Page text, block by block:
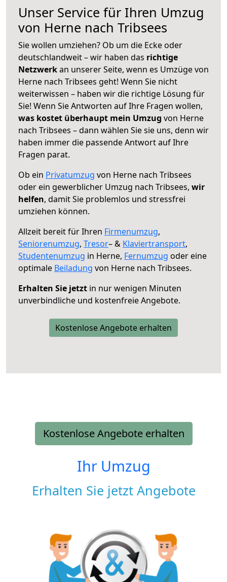
Unser Service für Ihren Umzug
von Herne nach Tribsees
Sie wollen umziehen? Ob um die Ecke oder
deutschlandweit – wir haben das richtige
Netzwerkan unserer Seite, wenn es Umzüge von
Herne nach Tribsees geht! Wenn Sie nicht
weiterwissen – haben wir die richtige Lösung für
Sie! Wenn Sie Antworten auf Ihre Fragen wollen,
was kostet überhaupt mein Umzug von Herne
nach Tribsees – dann wählen Sie sie uns, denn wir
haben immer die passende Antwort auf Ihre
Fragen parat.
Ob ein Privatumzug von Herne nach Tribsees
oder ein gewerblicher Umzug nach Tribsees, wir
helfen, damit Sie problemlos und stressfrei
umziehen können.
Allzeit bereit für Ihren Firmenumzug,
Seniorenumzug, Tresor– & Klaviertransport,
Studentenumzug in Herne, Fernumzug oder eine
optimale Beiladung von Herne nach Tribsees.
Erhalten Sie jetzt in nur wenigen Minuten
unverbindliche und kostenfreie Angebote.
Kostenlose Angebote erhalten
Kostenlose Angebote erhalten
Ihr Umzug
Erhalten Sie jetzt Angebote